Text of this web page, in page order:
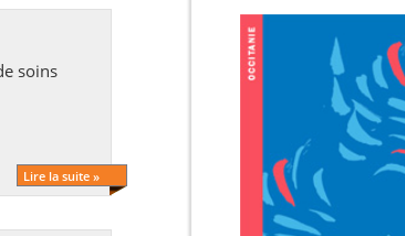
Lire la suite »